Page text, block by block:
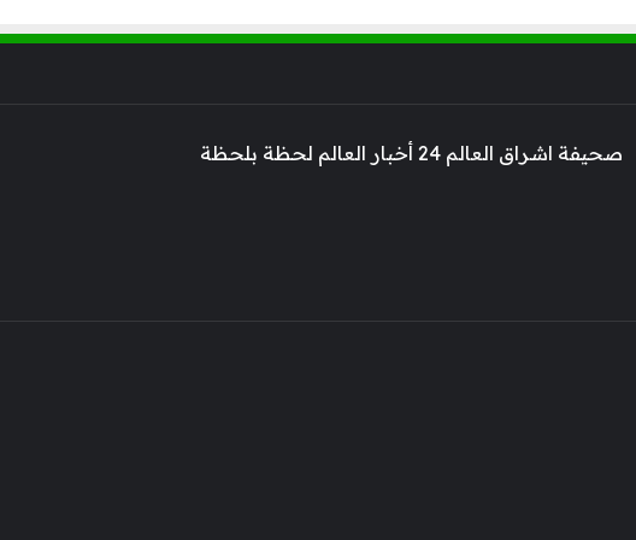
صحيفة اشراق العالم 24 أخبار العالم لحظة بلحظة